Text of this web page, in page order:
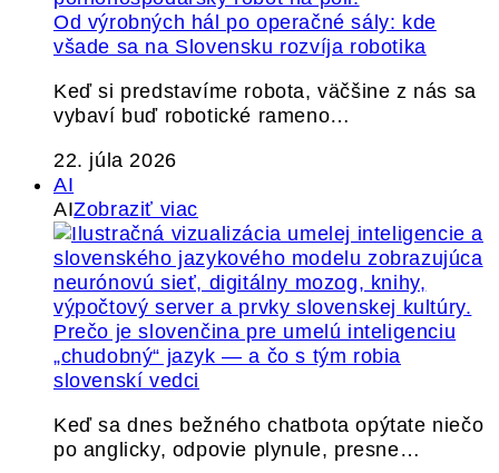
Od výrobných hál po operačné sály: kde
všade sa na Slovensku rozvíja robotika
Keď si predstavíme robota, väčšine z nás sa
vybaví buď robotické rameno…
22. júla 2026
AI
AIZobraziť viac
Prečo je slovenčina pre umelú inteligenciu
„chudobný“ jazyk — a čo s tým robia
slovenskí vedci
Keď sa dnes bežného chatbota opýtate niečo
po anglicky, odpovie plynule, presne…